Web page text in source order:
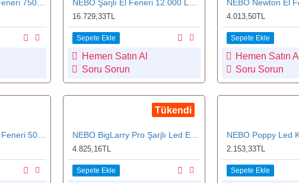
NEBO Einstein Kafa Feneri 750 Lümen (TU NEB.HLP.0009.G)
16.729,33TL
Sepete Ekle
Hemen Satın Al
Soru Sorun
4.013,50TL
Sepete Ekle
Hemen Satın Al
Soru Sorun
NEBO Redline Led El Feneri 500 Lümen (NEBO 6639T)
Tükendi
4.825,16TL
Sepete Ekle
2.153,33TL
Sepete Ekle